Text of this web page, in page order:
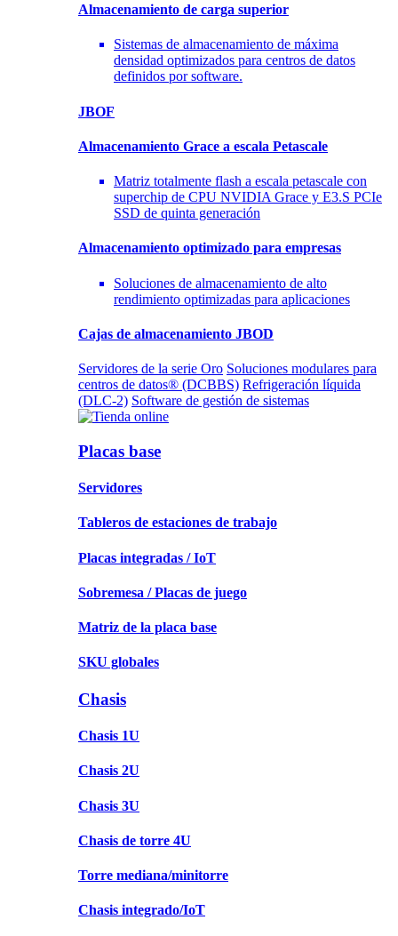
Almacenamiento de carga superior
Sistemas de almacenamiento de máxima
densidad optimizados para centros de datos
definidos por software.
JBOF
Almacenamiento Grace a escala Petascale
Matriz totalmente flash a escala petascale con
superchip de CPU NVIDIA Grace y E3.S PCIe
SSD de quinta generación
Almacenamiento optimizado para empresas
Soluciones de almacenamiento de alto
rendimiento optimizadas para aplicaciones
Cajas de almacenamiento JBOD
Servidores de la serie Oro Soluciones modulares para
centros de datos® (DCBBS) Refrigeración líquida
(DLC-2) Software de gestión de sistemas
Placas base
Servidores
Tableros de estaciones de trabajo
Placas integradas / IoT
Sobremesa / Placas de juego
Matriz de la placa base
SKU globales
Chasis
Chasis 1U
Chasis 2U
Chasis 3U
Chasis de torre 4U
Torre mediana/minitorre
Chasis integrado/IoT